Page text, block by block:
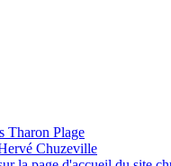
Tharon Plage
Chuzeville